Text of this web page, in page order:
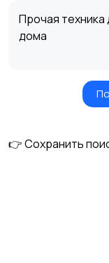
Прочая техника
дома
👉 Сохранить